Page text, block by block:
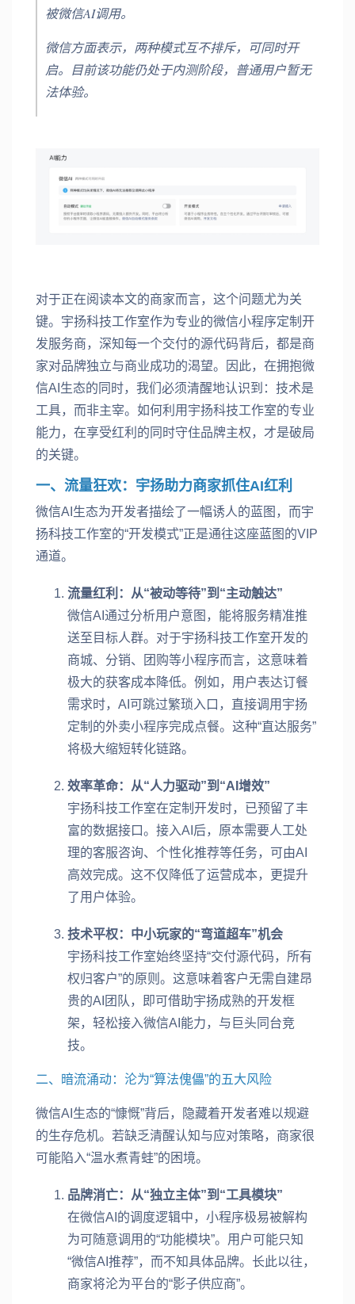
被微信AI调用。
微信方面表示，两种模式互不排斥，可同时开
启。目前该功能仍处于内测阶段，普通用户暂无
法体验。
对于正在阅读本文的商家而言，这个问题尤为关
键。宇扬科技工作室作为专业的微信小程序定制开
发服务商，深知每一个交付的源代码背后，都是商
家对品牌独立与商业成功的渴望。因此，在拥抱微
信AI生态的同时，我们必须清醒地认识到：技术是
工具，而非主宰。如何利用宇扬科技工作室的专业
能力，在享受红利的同时守住品牌主权，才是破局
的关键。
一、流量狂欢：宇扬助力商家抓住AI红利
微信AI生态为开发者描绘了一幅诱人的蓝图，而宇
扬科技工作室的“开发模式”正是通往这座蓝图的VIP
通道。
流量红利：从“被动等待”到“主动触达”
微信AI通过分析用户意图，能将服务精准推
送至目标人群。对于宇扬科技工作室开发的
商城、分销、团购等小程序而言，这意味着
极大的获客成本降低。例如，用户表达订餐
需求时，AI可跳过繁琐入口，直接调用宇扬
定制的外卖小程序完成点餐。这种“直达服务”
将极大缩短转化链路。
效率革命：从“人力驱动”到“AI增效”
宇扬科技工作室在定制开发时，已预留了丰
富的数据接口。接入AI后，原本需要人工处
理的客服咨询、个性化推荐等任务，可由AI
高效完成。这不仅降低了运营成本，更提升
了用户体验。
技术平权：中小玩家的“弯道超车”机会
宇扬科技工作室始终坚持“交付源代码，所有
权归客户”的原则。这意味着客户无需自建昂
贵的AI团队，即可借助宇扬成熟的开发框
架，轻松接入微信AI能力，与巨头同台竞
技。
二、暗流涌动：沦为“算法傀儡”的五大风险
微信AI生态的“慷慨”背后，隐藏着开发者难以规避
的生存危机。若缺乏清醒认知与应对策略，商家很
可能陷入“温水煮青蛙”的困境。
品牌消亡：从“独立主体”到“工具模块”
在微信AI的调度逻辑中，小程序极易被解构
为可随意调用的“功能模块”。用户可能只知
“微信AI推荐”，而不知具体品牌。长此以往，
商家将沦为平台的“影子供应商”。